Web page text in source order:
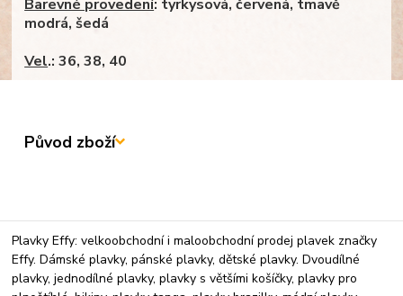
Barevné provedení: tyrkysová, červená, tmavě
modrá, šedá
Vel.: 36, 38, 40
Původ zboží
Plavky Effy: velkoobchodní i maloobchodní prodej plavek značky
Effy. Dámské plavky, pánské plavky, dětské plavky. Dvoudílné
plavky, jednodílné plavky, plavky s většími košíčky, plavky pro